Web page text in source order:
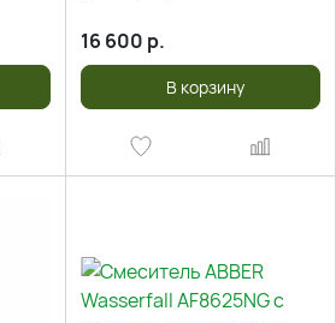
16 600 р.
В корзину